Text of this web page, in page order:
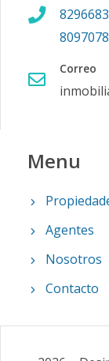
Correo
Menu
Agentes
Nosotros
Contacto